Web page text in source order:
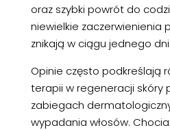
oraz szybki powrót do
niewielkie zaczerwienienia
znikają w ciągu jednego
Opinie często podkreślają
terapii w regeneracji skóry
zabiegach
wypadania włosów.